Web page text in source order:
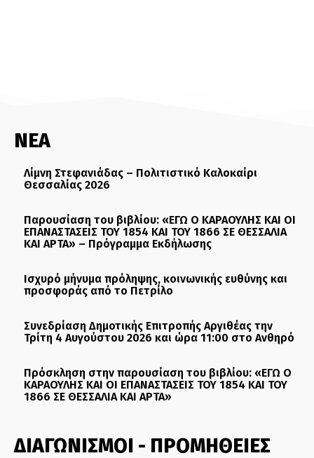
ΝΕΑ
Λίμνη Στεφανιάδας – Πολιτιστικό Καλοκαίρι
Θεσσαλίας 2026
Παρουσίαση του βιβλίου: «ΕΓΩ Ο ΚΑΡΑΟΥΛΗΣ ΚΑΙ ΟΙ
ΕΠΑΝΑΣΤΑΣΕΙΣ ΤΟΥ 1854 ΚΑΙ ΤΟΥ 1866 ΣΕ ΘΕΣΣΑΛΙΑ
ΚΑΙ ΑΡΤΑ» – Πρόγραμμα Εκδήλωσης
Ισχυρό μήνυμα πρόληψης, κοινωνικής ευθύνης και
προσφοράς από το Πετρίλο
Συνεδρίαση Δημοτικής Επιτροπής Αργιθέας την
Τρίτη 4 Αυγούστου 2026 και ώρα 11:00 στο Ανθηρό
Πρόσκληση στην παρουσίαση του βιβλίου: «ΕΓΩ Ο
ΚΑΡΑΟΥΛΗΣ ΚΑΙ ΟΙ ΕΠΑΝΑΣΤΑΣΕΙΣ ΤΟΥ 1854 ΚΑΙ ΤΟΥ
1866 ΣΕ ΘΕΣΣΑΛΙΑ ΚΑΙ ΑΡΤΑ»
ΔΙΑΓΩΝΙΣΜΟΙ - ΠΡΟΜΗΘΕΙΕΣ